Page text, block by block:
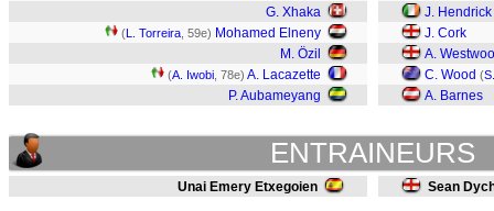
G. Xhaka
(L. Torreira , 59e) Mohamed Elneny
M. Özil
(A. Iwobi , 78e) A. Lacazette
P. Aubameyang
J. Hendrick
J. Cork
A.
C. Wood (
A. Barnes
ENTRAINEURS
Unai Emery Etxegoien Sean